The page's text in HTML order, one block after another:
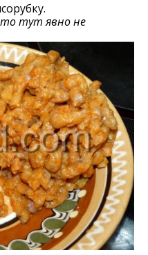
тут явно не